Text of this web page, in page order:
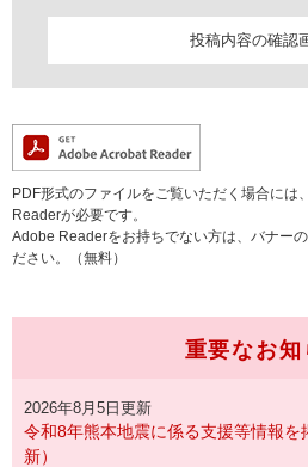
PDF形式のファイルをご覧いただく場合には
Readerが必要です。
Adobe Readerをお持ちでない方は、バナー
ださい。（無料）
重要なお知
2026年8月5日更新
令和8年熊本地震に係る支援等情報を
新）